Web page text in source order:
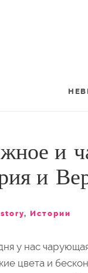
и
и
, Истории
у нас
цвета и